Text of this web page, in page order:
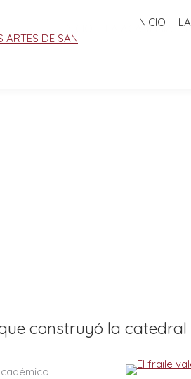
LA ACADEMIA
construyó la catedral
INICIO